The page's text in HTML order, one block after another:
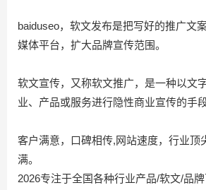
baiduseo，软文发布是把写好的推广文
媒体平台，扩大品牌宣传范围。
软文宣传，又称软文推广，是一种以文
业、产品或服务进行隐性商业宣传的手段
客户满意，口碑相传,网站速度，行业顶
满。
2026专注于全国各种行业产品/软文/品